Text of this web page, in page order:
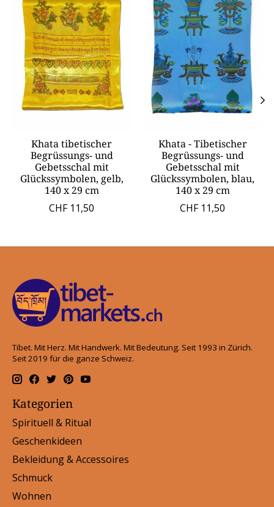
Khata tibetischer
Begrüssungs- und
Gebetsschal mit
Glückssymbolen, gelb,
140 x 29 cm
CHF 11,50
Khata - Tibetischer
Begrüssungs- und
Gebetsschal mit
Glückssymbolen, blau,
140 x 29 cm
CHF 11,50
Tibet. Mit Herz. Mit Handwerk. Mit Bedeutung. Seit 1993 in Zürich.
Seit 2019 für die ganze Schweiz.
Kategorien
Spirituell & Ritual
Geschenkideen
Bekleidung & Accessoires
Schmuck
Wohnen